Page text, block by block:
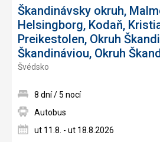
Škandinávsky okruh,
Helsingborg, Kodaň,
Preikestolen, Okruh
Škandináviou, Okruh
Švédsko
8 dní / 5 nocí
Autobus
ut 11.8. - ut 18.8.2026